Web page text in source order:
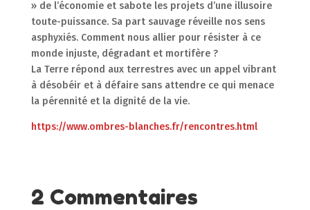
» de l’économie et sabote les projets d’une illusoire
toute-puissance. Sa part sauvage réveille nos sens
asphyxiés. Comment nous allier pour résister à ce
monde injuste, dégradant et mortifère ?
La Terre répond aux terrestres avec un appel vibrant
à désobéir et à défaire sans attendre ce qui menace
la pérennité et la dignité de la vie.
https://www.ombres-blanches.fr/rencontres.html
2 Commentaires